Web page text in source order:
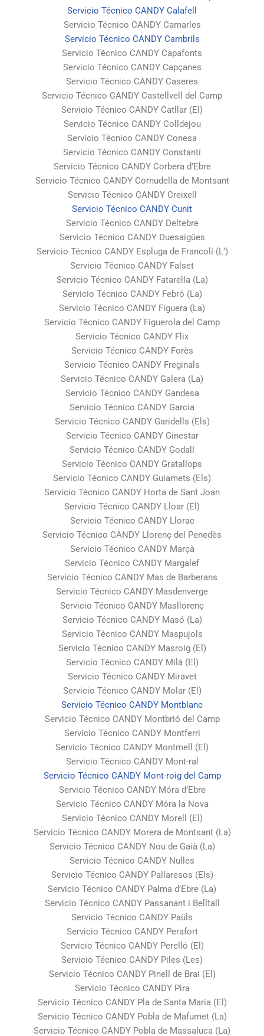
Servicio Técnico CANDY Calafell
Servicio Técnico CANDY Camarles
Servicio Técnico CANDY Cambrils
Servicio Técnico CANDY Capafonts
Servicio Técnico CANDY Capçanes
Servicio Técnico CANDY Caseres
Servicio Técnico CANDY Castellvell del Camp
Servicio Técnico CANDY Catllar (El)
Servicio Técnico CANDY Colldejou
Servicio Técnico CANDY Conesa
Servicio Técnico CANDY Constantí
Servicio Técnico CANDY Corbera d’Ebre
Servicio Técnico CANDY Cornudella de Montsant
Servicio Técnico CANDY Creixell
Servicio Técnico CANDY Cunit
Servicio Técnico CANDY Deltebre
Servicio Técnico CANDY Duesaigües
Servicio Técnico CANDY Espluga de Francolí (L’)
Servicio Técnico CANDY Falset
Servicio Técnico CANDY Fatarella (La)
Servicio Técnico CANDY Febró (La)
Servicio Técnico CANDY Figuera (La)
Servicio Técnico CANDY Figuerola del Camp
Servicio Técnico CANDY Flix
Servicio Técnico CANDY Forès
Servicio Técnico CANDY Freginals
Servicio Técnico CANDY Galera (La)
Servicio Técnico CANDY Gandesa
Servicio Técnico CANDY Garcia
Servicio Técnico CANDY Garidells (Els)
Servicio Técnico CANDY Ginestar
Servicio Técnico CANDY Godall
Servicio Técnico CANDY Gratallops
Servicio Técnico CANDY Guiamets (Els)
Servicio Técnico CANDY Horta de Sant Joan
Servicio Técnico CANDY Lloar (El)
Servicio Técnico CANDY Llorac
Servicio Técnico CANDY Llorenç del Penedès
Servicio Técnico CANDY Marçà
Servicio Técnico CANDY Margalef
Servicio Técnico CANDY Mas de Barberans
Servicio Técnico CANDY Masdenverge
Servicio Técnico CANDY Masllorenç
Servicio Técnico CANDY Masó (La)
Servicio Técnico CANDY Maspujols
Servicio Técnico CANDY Masroig (El)
Servicio Técnico CANDY Milà (El)
Servicio Técnico CANDY Miravet
Servicio Técnico CANDY Molar (El)
Servicio Técnico CANDY Montblanc
Servicio Técnico CANDY Montbrió del Camp
Servicio Técnico CANDY Montferri
Servicio Técnico CANDY Montmell (El)
Servicio Técnico CANDY Mont-ral
Servicio Técnico CANDY Mont-roig del Camp
Servicio Técnico CANDY Móra d’Ebre
Servicio Técnico CANDY Móra la Nova
Servicio Técnico CANDY Morell (El)
Servicio Técnico CANDY Morera de Montsant (La)
Servicio Técnico CANDY Nou de Gaià (La)
Servicio Técnico CANDY Nulles
Servicio Técnico CANDY Pallaresos (Els)
Servicio Técnico CANDY Palma d’Ebre (La)
Servicio Técnico CANDY Passanant i Belltall
Servicio Técnico CANDY Paüls
Servicio Técnico CANDY Perafort
Servicio Técnico CANDY Perelló (El)
Servicio Técnico CANDY Piles (Les)
Servicio Técnico CANDY Pinell de Brai (El)
Servicio Técnico CANDY Pira
Servicio Técnico CANDY Pla de Santa Maria (El)
Servicio Técnico CANDY Pobla de Mafumet (La)
Servicio Técnico CANDY Pobla de Massaluca (La)